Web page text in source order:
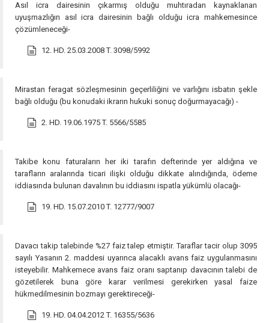
Asıl icra dairesinin çıkarmış olduğu muhtıradan kaynaklanan
uyuşmazlığın asıl icra dairesinin bağlı olduğu icra mahkemesince
çözümleneceği-
12. HD. 25.03.2008 T. 3098/5992
Mirastan feragat sözleşmesinin geçerliliğini ve varlığını isbatın şekle
bağlı olduğu (bu konudaki ikrarın hukuki sonuç doğurmayacağı) -
2. HD. 19.06.1975 T. 5566/5585
Takibe konu faturaların her iki tarafın defterinde yer aldığına ve
tarafların aralarında ticari ilişki olduğu dikkate alındığında, ödeme
iddiasında bulunan davalının bu iddiasını ispatla yükümlü olacağı-
19. HD. 15.07.2010 T. 12777/9007
Davacı takip talebinde %27 faiz talep etmiştir. Taraflar tacir olup 3095
sayılı Yasanın 2. maddesi uyarınca alacaklı avans faiz uygulanmasını
isteyebilir. Mahkemece avans faiz oranı saptanıp davacının talebi de
gözetilerek buna göre karar verilmesi gerekirken yasal faize
hükmedilmesinin bozmayı gerektireceği-
19. HD. 04.04.2012 T. 16355/5636